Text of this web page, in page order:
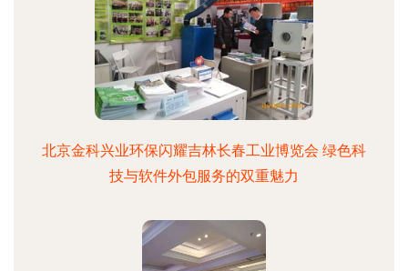
北京金科兴业环保闪耀吉林长春工业博览会 绿色科
技与软件外包服务的双重魅力